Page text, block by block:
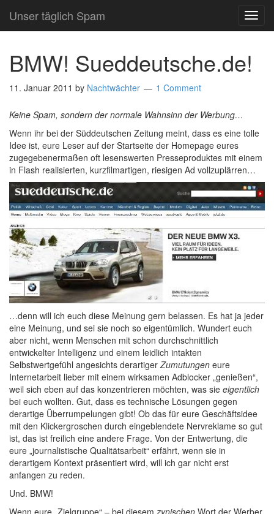
Unser täglich Spam
BMW! Sueddeutsche.de!
11. Januar 2011 by Nachtwächter 1 Comment
Keine Spam, sondern der normale Wahnsinn der Werbung…
Wenn ihr bei der Süddeutschen Zeitung meint, dass es eine tolle
Idee ist, eure Leser auf der Startseite der Homepage eures
zugegebenermaßen oft lesenswerten Presseproduktes mit einem
in Flash realisierten, kurzfilmartigen, riesigen Ad vollzuplärren…
…denn will ich euch diese Meinung gern belassen. Es hat ja jeder
eine Meinung, und sei sie noch so eigentümlich. Wundert euch
aber nicht, wenn Menschen mit schon durchschnittlich
entwickelter Intelligenz und einem leidlich intakten
Selbstwertgefühl angesichts derartiger Zumutungen eure
Internetarbeit lieber mit einem wirksamen Adblocker „genießen“,
weil sich eben auf das konzentrieren möchten, was sie eigentlich
bei euch wollten. Gut, dass es technische Lösungen gegen
derartige Überrumpelungen gibt! Ob das für eure Geschäftsidee
mit den Klickergroschen durch eingeblendete Nervreklame so gut
ist, das ist freilich eine andere Frage. Von der Entwertung, die
eure „journalistische Qualitätsarbeit“ erfährt, wenn sie in
derartigem Kontext präsentiert wird, will ich gar nicht erst
anfangen zu reden.
Und. BMW!
Wenn eure „Zielgruppe“ – bei diesem zynischen Wort der Werber